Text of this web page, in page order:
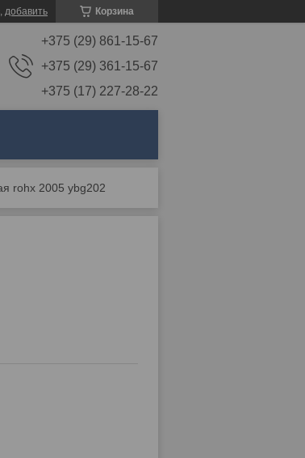
Корзина
добавить
+375 (29) 861-15-67
+375 (29) 361-15-67
+375 (17) 227-28-22
rohx 2005 ybg202